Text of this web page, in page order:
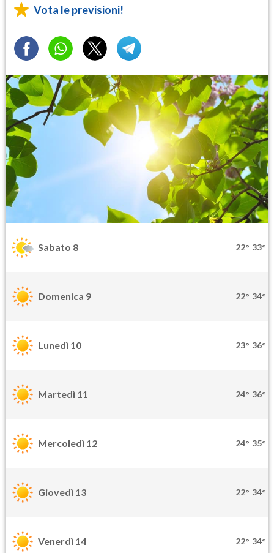
Vota le previsioni!
Sabato 8 22° 33°
Domenica 9 22° 34°
Lunedì 10 23° 36°
Martedì 11 24° 36°
Mercoledì 12 24° 35°
Giovedì 13 22° 34°
Venerdì 14 22° 34°